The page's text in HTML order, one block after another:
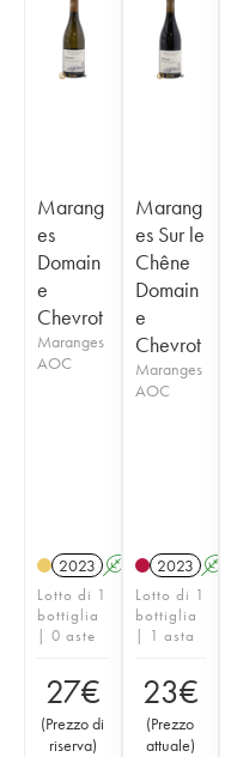
Marang
es
Domain
e
Chevrot
Maranges
AOC
2023 A
Lotto di 1
bottiglia
| 0 aste
27€
(Prezzo di
riserva)
Marang
es Sur le
Chêne
Domain
e
Chevrot
Maranges
AOC
2023 A
Lotto di 1
bottiglia
| 1 asta
23€
(Prezzo
attuale)